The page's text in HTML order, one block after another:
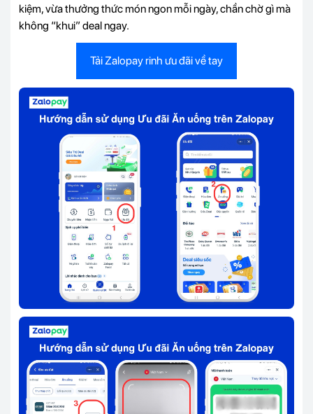
kiệm, vừa thưởng thức món ngon mỗi ngày, chần chờ gì mà
không “khui” deal ngay.
Tải Zalopay rinh ưu đãi về tay